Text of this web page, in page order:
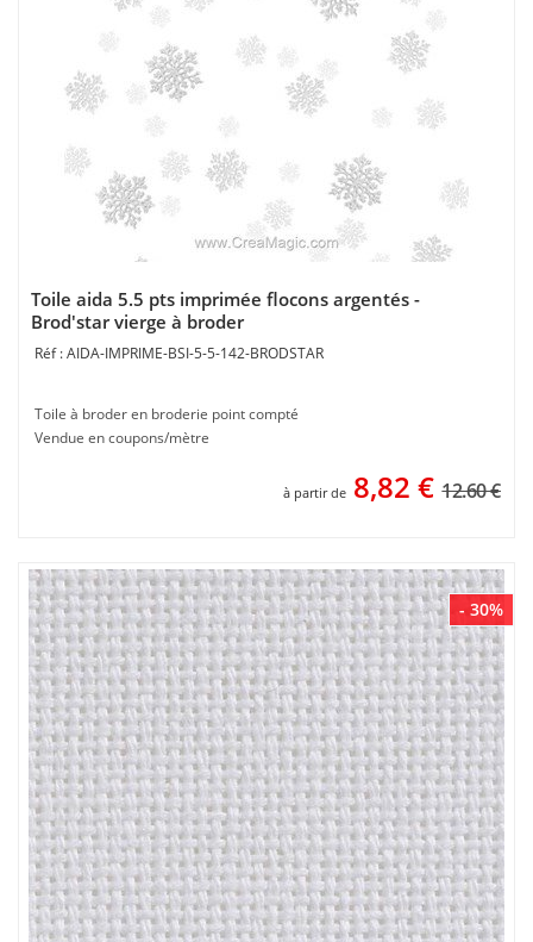
Toile aida 5.5 pts imprimée flocons argentés -
Brod'star vierge à broder
AIDA-IMPRIME-BSI-5-5-142-BRODSTAR
Toile à broder en broderie point compté
Vendue en coupons/mètre
à partir de 8,82 € 12.60 €
- 30%